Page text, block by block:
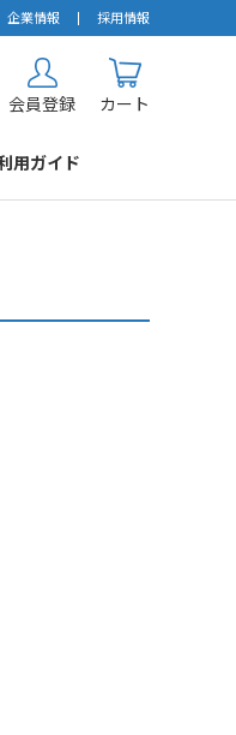
企業情報 採用情報
会員登録 カート
用ガイド